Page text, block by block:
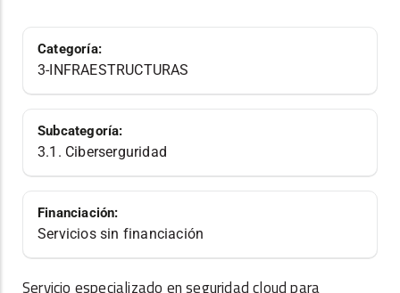
Categoría:
3-INFRAESTRUCTURAS
Subcategoría:
3.1. Ciberserguridad
Financiación:
Servicios sin financiación
Servicio especializado en seguridad cloud para